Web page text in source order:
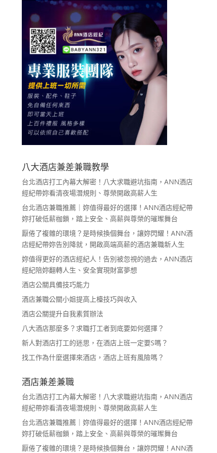
八大酒店兼差兼職教學
台北酒店打工內幕大解密！八大求職避坑指南，ANN酒店
經紀帶妳看清夜場潛規則、尊榮開啟高薪人生
台北酒店兼職推薦｜妳值得最好的選擇！ANN酒店經紀帶
妳打破低薪枷鎖，踏上安全、高薪與尊榮的璀璨舞台
厭倦了複雜的環境？是時候換個舞台，讓妳閃耀！ANN酒
店經紀帶妳告別降就，開啟高端高薪的酒店兼職新人生
妳值得更好的酒店經紀人！告別被忽視的過去，ANN酒店
經紀陪妳翻轉人生、安全實現財富夢想
酒店公關具備技巧能力
酒店兼職公關小姐提高上檯技巧與收入
酒店公關提升自我素質辦法
八大酒店那麼多？求職打工者到底要如何選擇？
新人對酒店打工的迷思，在酒店上班一定要S嗎？
找工作為什麼選擇來酒店，酒店上班有風險嗎？
酒店兼差兼職
台北酒店打工內幕大解密！八大求職避坑指南，ANN酒店
經紀帶妳看清夜場潛規則、尊榮開啟高薪人生
台北酒店兼職推薦｜妳值得最好的選擇！ANN酒店經紀帶
妳打破低薪枷鎖，踏上安全、高薪與尊榮的璀璨舞台
厭倦了複雜的環境？是時候換個舞台，讓妳閃耀！ANN酒